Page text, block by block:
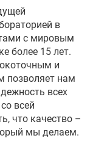
в
с мировым
более 15 лет.
и
позволяет нам
всех
всей
что качество –
мы делаем.